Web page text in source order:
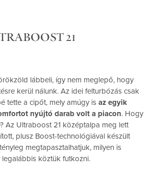
21
lábbeli, így nem meglepő, hogy
kerül nálunk. Az idei felturbózás csak
tette a cipőt, mely amúgy is az egyik
nyújtó darab volt a piacon. Hogy
Az Ultraboost 21 középtalpa meg lett
plusz Boost-technológiával készült
megtapasztalhatjuk, milyen is
köztük futkozni.